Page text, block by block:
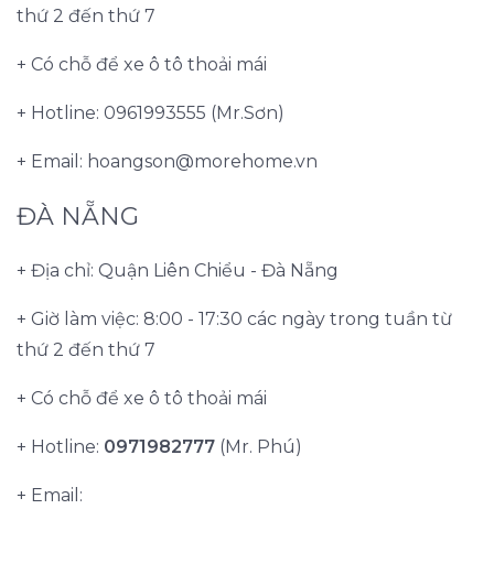
thứ 2 đến thứ 7
+ Có chỗ để xe ô tô thoải mái
+ Hotline: 0961993555 (Mr.Sơn)
+ Email: hoangson@morehome.vn
ĐÀ NẴNG
+ Địa chỉ: Quận Liên Chiểu - Đà Nẵng
+ Giờ làm việc: 8:00 - 17:30 các ngày trong tuần từ
thứ 2 đến thứ 7
+ Có chỗ để xe ô tô thoải mái
+ Hotline: 0971982777 (Mr. Phú)
+ Email: